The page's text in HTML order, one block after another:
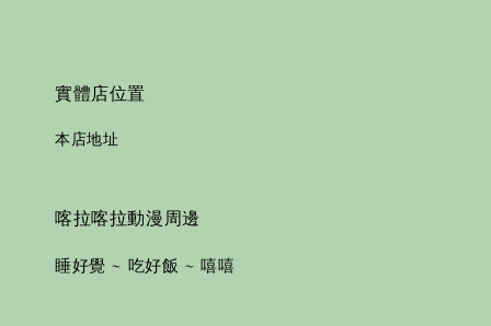
實體店位置
本店地址
喀拉喀拉動漫周邊
睡好覺 ~ 吃好飯 ~ 嘻嘻